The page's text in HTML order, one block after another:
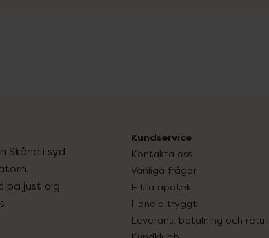
Skåne i syd
just dig
Kundservice
Kontakta oss
Vanliga frågor
Hitta apotek
Handla tryggt
Leverans, betalning och retur